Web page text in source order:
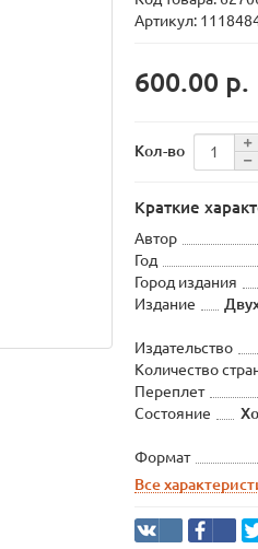
Артикул:
600.00 р.
Кол-во
Краткие
Автор
Год
Город издания
Издание
Издательство
Количество
Переплет
Состояние
Формат
Все